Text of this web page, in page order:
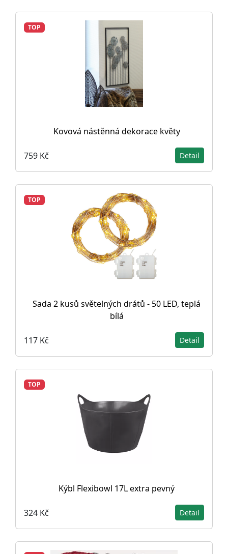
TOP
Kovová nástěnná dekorace květy
759 Kč Detail
TOP
Sada 2 kusů světelných drátů - 50 LED, teplá
bílá
117 Kč Detail
TOP
Kýbl Flexibowl 17L extra pevný
324 Kč Detail